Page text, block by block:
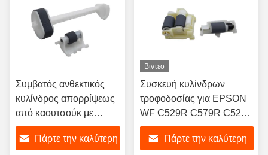
Συμβατός ανθεκτικός
κυλίνδρος απορρίψεως
από καουτσούκ με
εγκατάσταση διαδρόμου
για εκτυπωτές Epson
Πάρτε την καλύτερη
Βίντεο
Συσκευή κυλίνδρων
τροφοδοσίας για EPSON
WF C529R C579R C5210
C5290 C5710 C5790
M5298 M5299 M5799
Πάρτε την καλύτερη